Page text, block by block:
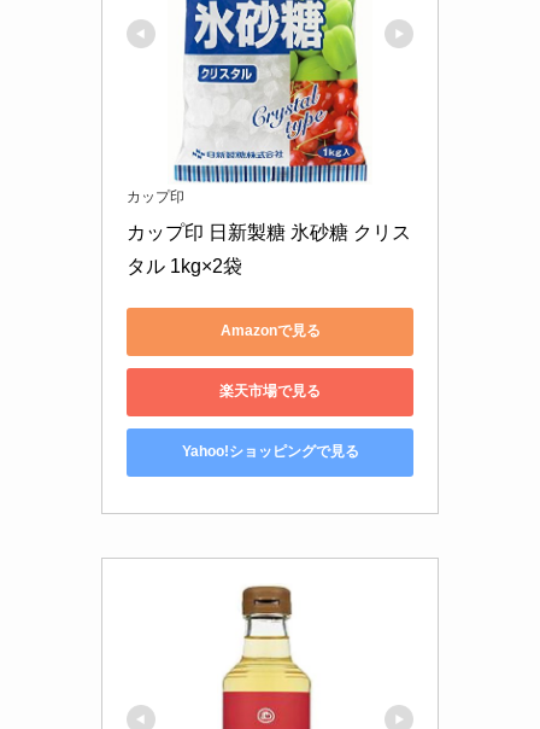
カップ印
カップ印 日新製糖 氷砂糖 クリス
タル 1kg×2袋
Amazonで見る
楽天市場で見る
Yahoo!ショッピングで見る